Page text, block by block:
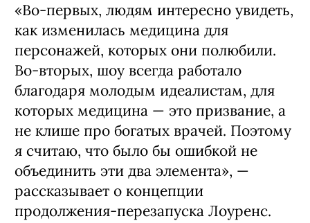
«Во-первых, людям интересно увидеть,
как изменилась медицина для
персонажей, которых они полюбили.
Во-вторых, шоу всегда работало
благодаря молодым идеалистам, для
которых медицина — это призвание, а
не клише про богатых врачей. Поэтому
я считаю, что было бы ошибкой не
объединить эти два элемента», —
рассказывает о концепции
продолжения-перезапуска Лоуренс.